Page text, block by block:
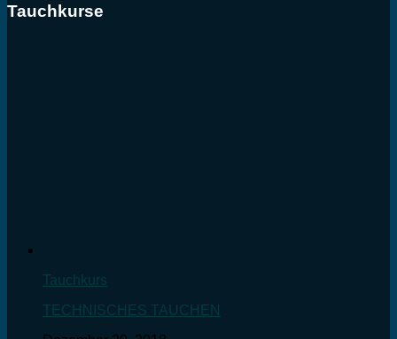
Tauchkurse
Tauchkurs
TECHNISCHES TAUCHEN